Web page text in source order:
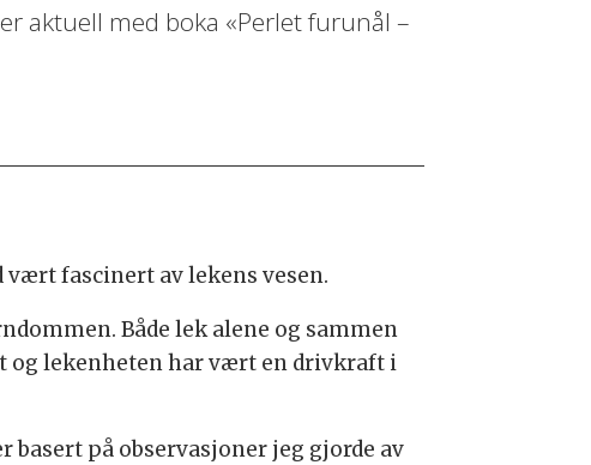
aktuell med boka «Perlet furunål –
fascinert av lekens vesen.
Både lek alene og sammen
og lekenheten har vært en drivkraft i
basert på observasjoner jeg gjorde av